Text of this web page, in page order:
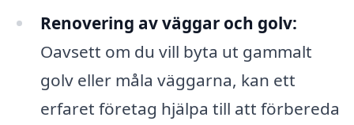
Renovering av väggar och golv:
Oavsett om du vill byta ut gammalt
golv eller måla väggarna, kan ett
erfaret företag hjälpa till att förbereda